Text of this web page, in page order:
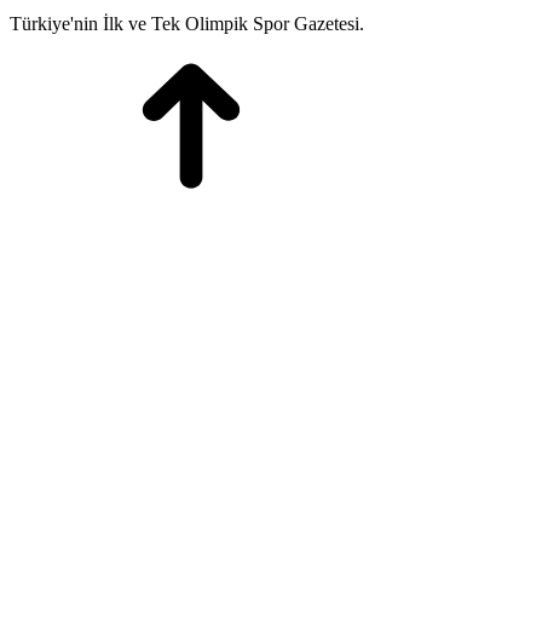
Türkiye'nin İlk ve Tek Olimpik Spor Gazetesi.